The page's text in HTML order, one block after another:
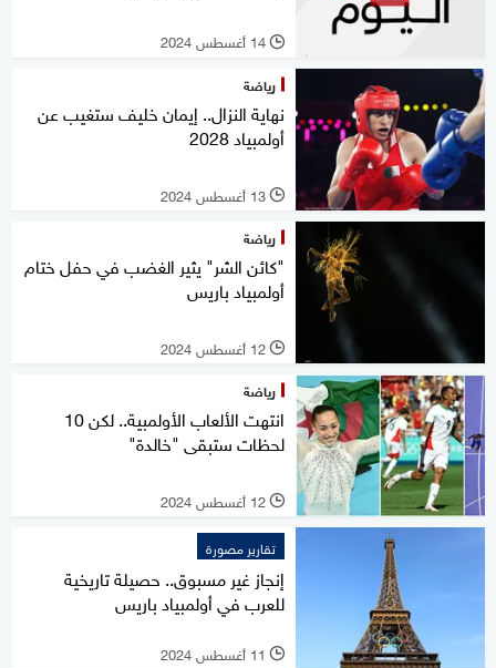
l 14 أغسطس 2024
رياضة
نهاية النزال.. إيمان خليف ستغيب عن
أولمبياد 2028
l 13 أغسطس 2024
رياضة
"كائن الشر" يثير الغضب في حفل ختام
أولمبياد باريس
l 12 أغسطس 2024
رياضة
انتهت الألعاب الأولمبية.. لكن 10
لحظات ستبقى "خالدة"
l 12 أغسطس 2024
تقارير مصورة
إنجاز غير مسبوق.. حصيلة تاريخية
للعرب في أولمبياد باريس
l 11 أغسطس 2024